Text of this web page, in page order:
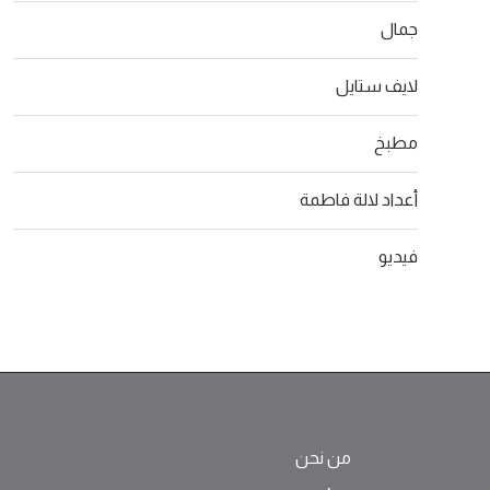
جمال
لايف ستايل
مطبخ
أعداد لالة فاطمة
فيديو
من نحن